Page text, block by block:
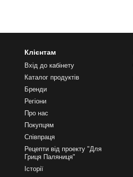
Клієнтам
Вхід до кабінету
Каталог продуктів
Бренди
Регіони
Про нас
Покупцям
Співпраця
Рецепти від проекту "Для
Гриця Паляниця"
Історії